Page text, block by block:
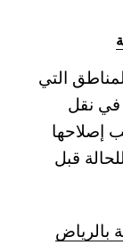
التي
في نقل
إصلاحها
قبل
بالرياض